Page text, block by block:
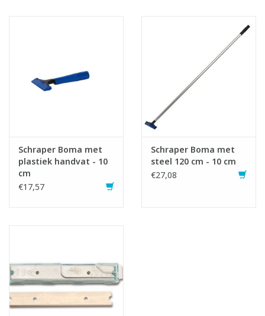
Schraper Boma met
plastiek handvat - 10
cm
€17,57
Schraper Boma met
steel 120 cm - 10 cm
€27,08